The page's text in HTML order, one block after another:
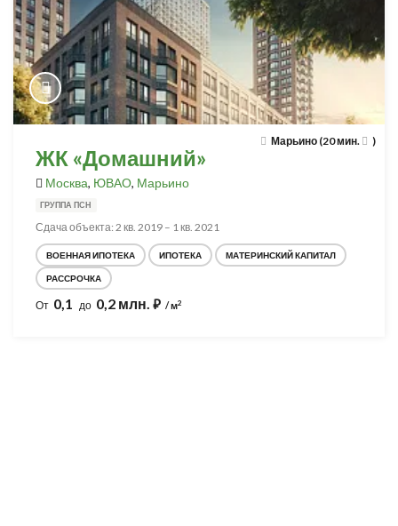
Марьино (20 мин. )
ЖК «Домашний»
Москва, ЮВАО, Марьино
ГРУППА ПСН
Сдача объекта: 2 кв. 2019 – 1 кв. 2021
ВОЕННАЯ ИПОТЕКА ИПОТЕКА МАТЕРИНСКИЙ КАПИТАЛ
РАССРОЧКА
От 0,1 до 0,2 млн. ⃏ / м2